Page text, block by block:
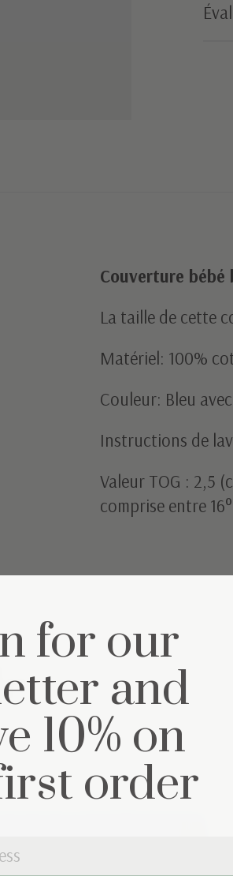
Couverture bébé
La taille de cette
Matériel: 100%
Couleur: Bleu
Instructions de
Valeur TOG : 2,5
comprise entre
for our
and
10% on
order